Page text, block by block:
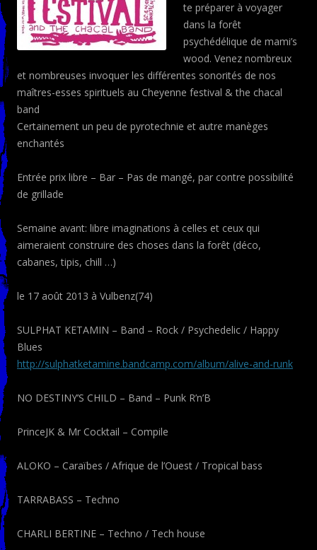
te préparer à voyager
dans la forêt
psychédélique de mami’s
wood. Venez nombreux
et nombreuses invoquer les différentes sonorités de nos
maîtres-esses spirituels au Cheyenne festival & the chacal
band
Certainement un peu de pyrotechnie et autre manèges
enchantés
Entrée prix libre – Bar – Pas de mangé, par contre possibilité
de grillade
Semaine avant: libre imaginations à celles et ceux qui
aimeraient construire des choses dans la forêt (déco,
cabanes, tipis, chill …)
le 17 août 2013 à Vulbenz(74)
SULPHAT KETAMIN – Band – Rock / Psychedelic / Happy
Blues
http://sulphatketamine.bandcamp.com/album/alive-and-runk
NO DESTINY’S CHILD – Band – Punk R’n’B
PrinceJK & Mr Cocktail – Compile
ALOKO – Caraïbes / Afrique de l’Ouest / Tropical bass
TARRABASS – Techno
CHARLI BERTINE – Techno / Tech house